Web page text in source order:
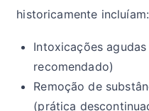
historicamente incluíam:
Intoxicações
recomendado)
Remoção de
(prática